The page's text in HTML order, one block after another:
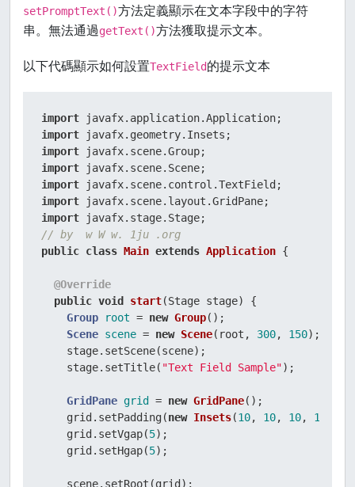
setPromptText()方法定義顯示在文本字段中的字符
串。無法通過getText()方法獲取提示文本。
以下代碼顯示如何設置TextField的提示文本
import
import
import
import
import
import
import
// by  w W w. 1ju .org
public class Main extends Application {
@Override
public void start(Stage stage)
{
Group
root = new Group();
Scene scene = new Scene(root, 300, 150);
    stage.setScene(scene);
    stage.setTitle(
"Text Field Sample");
GridPane grid = new GridPane();
    grid.setPadding(
new Insets(10, 10, 10, 10
    grid.setVgap(
5);
    grid.setHgap(
5);
    scene.setRoot(grid);